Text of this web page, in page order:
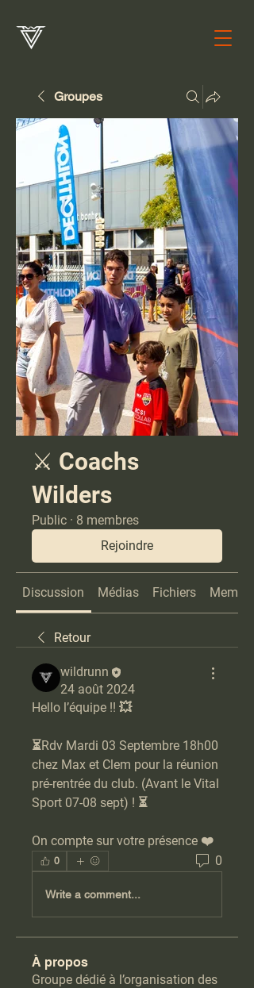
Groupes
⚔️ Coachs
Wilders
Public · 8 membres
Rejoindre
Discussion Médias Fichiers Membres
Retour
wildrunn
24 août 2024
Hello l’équipe !! 💥
⏳Rdv Mardi 03 Septembre 18h00
chez Max et Clem pour la réunion
pré-rentrée du club. (Avant le Vital
Sport 07-08 sept) ! ⏳
On compte sur votre présence ❤️
0 0
Write a comment...
À propos
Groupe dédié à l’organisation des